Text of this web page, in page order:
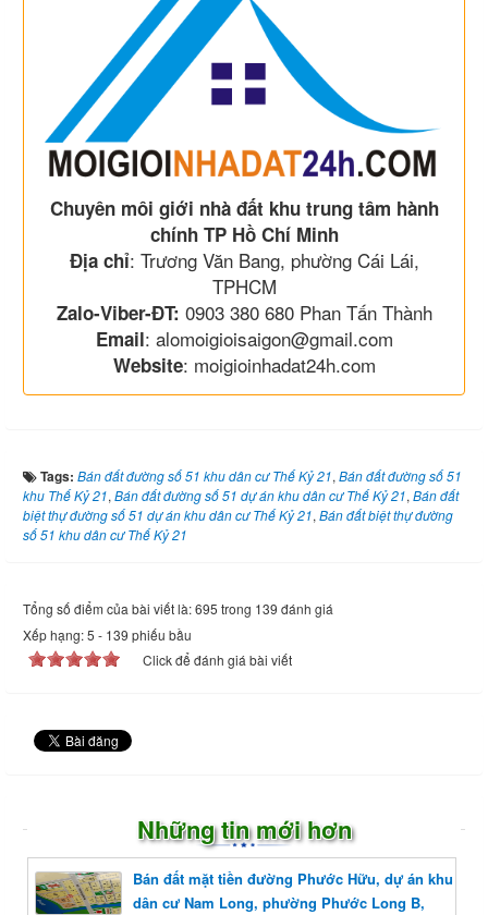
Chuyên môi giới nhà đất khu trung tâm hành
chính TP Hồ Chí Minh
Địa chỉ: Trương Văn Bang, phường Cái Lái,
TPHCM
Zalo-Viber-ĐT: 0903 380 680 Phan Tấn Thành
Email: alomoigioisaigon@gmail.com
Website: moigioinhadat24h.com
Tags: Bán đất đường số 51 khu dân cư Thế Kỷ 21,Bán đất đường số 51
khu Thế Kỷ 21,Bán đất đường số 51 dự án khu dân cư Thế Kỷ 21,Bán đất
biệt thự đường số 51 dự án khu dân cư Thế Kỷ 21,Bán đất biệt thự đường
số 51 khu dân cư Thế Kỷ 21
Tổng số điểm của bài viết là: 695 trong 139 đánh giá
Xếp hạng:5 - 139 phiếu bầu
Click để đánh giá bài viết
Những tin mới hơn
Bán đất mặt tiền đường Phước Hữu, dự án khu
dân cư Nam Long, phường Phước Long B,